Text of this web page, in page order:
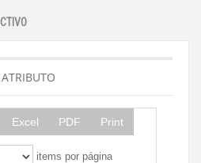
Excel PDF Print
items por página